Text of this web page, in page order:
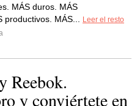
MÁS duros. MÁS
productivos. MÁS...
Leer el resto
Reebok.
y conviértete en